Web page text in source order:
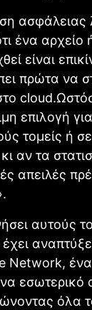
ασφάλειας
ένα αρχείο
είναι
πρώτα να
επιλογή
τομείς ή
αν τα
απειλές
αυτούς
Network, ένα
εσωτερικό
όλα